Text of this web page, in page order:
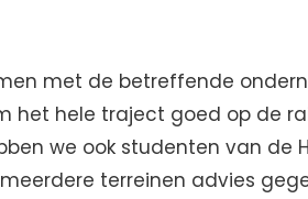
met de betreffende
het hele traject goed op de
we ook studenten van de
terreinen advies